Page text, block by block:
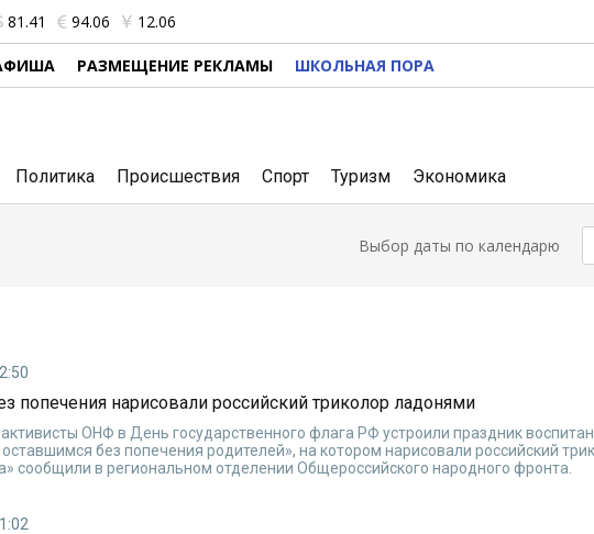
81.41 94.06 12.06
РАЗМЕЩЕНИЕ РЕКЛАМЫ ШКОЛЬНАЯ ПОРА
Политика Происшествия Спорт Туризм Экономика
Выбор даты по календарю
попечения нарисовали российский триколор ладонями
ОНФ в День государственного флага РФ устроили праздник
без попечения родителей», на котором нарисовали российский
сообщили в региональном отделении Общероссийского народного фронта.